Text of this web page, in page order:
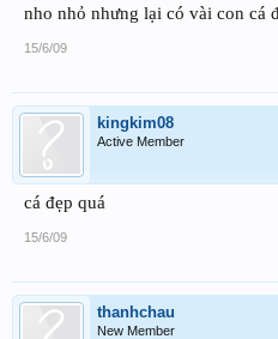
nho nhỏ nhưng lại có vài con cá
15/6/09
kingkim08
Active Member
cá đẹp quá
15/6/09
thanhchau
New Member